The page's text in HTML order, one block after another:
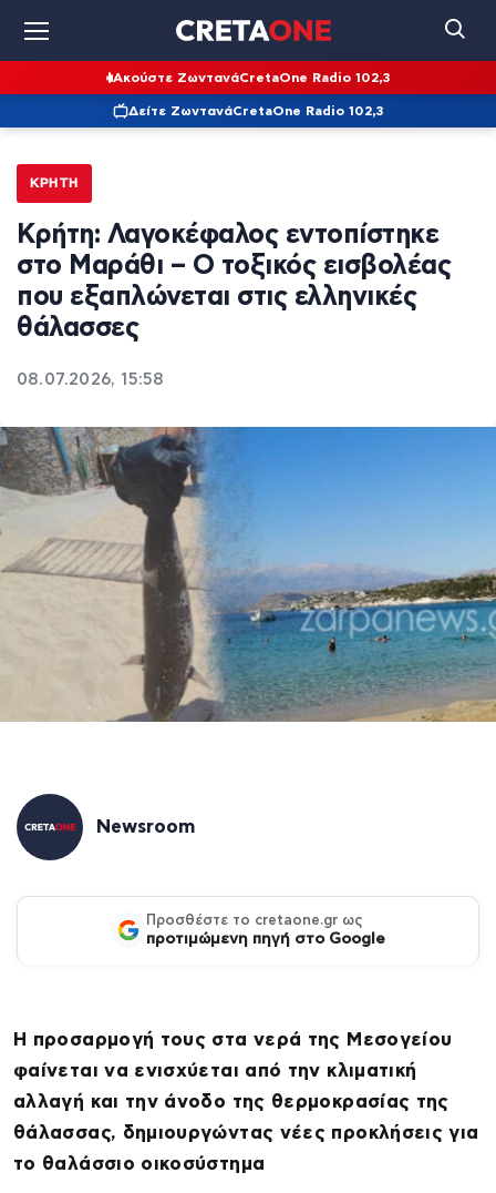
Ακούστε ΖωντανάCretaOne Radio 102,3
Δείτε ΖωντανάCretaOne Radio 102,3
ΚΡΉΤΗ
Κρήτη: Λαγοκέφαλος εντοπίστηκε
στο Μαράθι – Ο τοξικός εισβολέας
που εξαπλώνεται στις ελληνικές
θάλασσες
08.07.2026, 15:58
Newsroom
Προσθέστε το cretaone.gr ως
προτιμώμενη πηγή στο Google
Η προσαρμογή τους στα νερά της Μεσογείου
φαίνεται να ενισχύεται από την κλιματική
αλλαγή και την άνοδο της θερμοκρασίας της
θάλασσας, δημιουργώντας νέες προκλήσεις για
το θαλάσσιο οικοσύστημα